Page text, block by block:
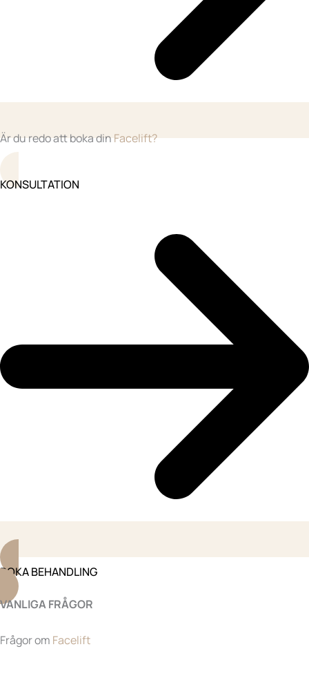
Är du redo att boka din Facelift?
KONSULTATION
BOKA BEHANDLING
VANLIGA FRÅGOR
Frågor om Facelift